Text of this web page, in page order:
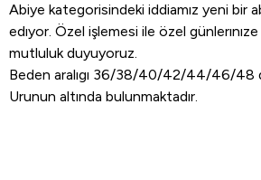
Abiye kategorisindeki iddiamız yeni bir
edıyor. Özel işlemesi ile özel
mutluluk duyuyoruz.
Beden aralıgı 36/38/40/42/44/46/48
Urunun altında bulunmaktadır.